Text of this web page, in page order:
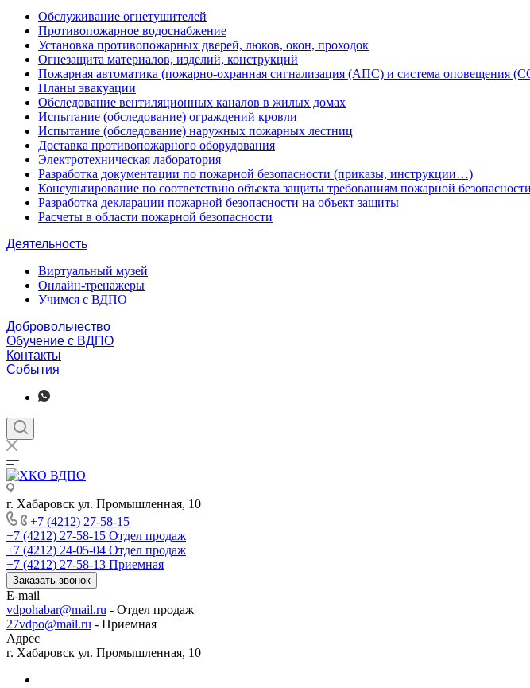
Обслуживание огнетушителей
Противопожарное водоснабжение
Установка противопожарных дверей, люков, окон, проходок
Огнезащита материалов, изделий, конструкций
Пожарная автоматика (пожарно-охранная сигнализация (АПС) и система оповещения
Планы эвакуации
Обследование вентиляционных каналов в жилых домах
Испытание (обследование) ограждений кровли
Испытание (обследование) наружных пожарных лестниц
Доставка противопожарного оборудования
Электротехническая лаборатория
Разработка документации по пожарной безопасности (приказы, инструкции…)
Консультирование по соответствию объекта защиты требованиям пожарной безопасности
Разработка декларации пожарной безопасности на объект защиты
Расчеты в области пожарной безопасности
Деятельность
Виртуальный музей
Онлайн-тренажеры
Учимся с ВДПО
Добровольчество
Обучение с ВДПО
Контакты
События
г. Хабаровск ул. Промышленная, 10
+7 (4212) 27-58-15
+7 (4212) 27-58-15 Отдел продаж
+7 (4212) 24-05-04 Отдел продаж
+7 (4212) 27-58-13 Приемная
Заказать звонок
E-mail
vdpohabar@mail.ru - Отдел продаж
27vdpo@mail.ru - Приемная
Адрес
г. Хабаровск ул. Промышленная, 10